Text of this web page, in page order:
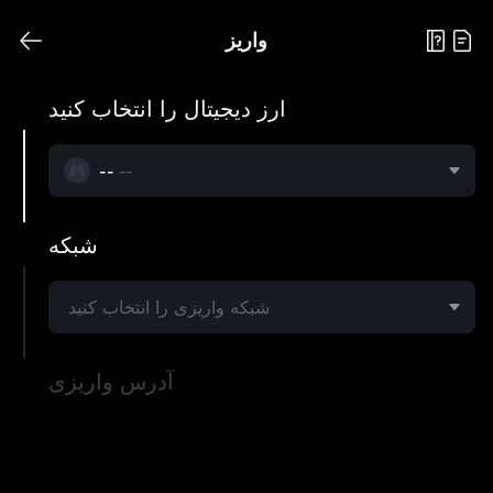
این
عملکرد
واریز
ارز دیجیتال را انتخاب کنید
-- --
شبکه
شبکه واریزی را انتخاب کنید
آدرس واریزی